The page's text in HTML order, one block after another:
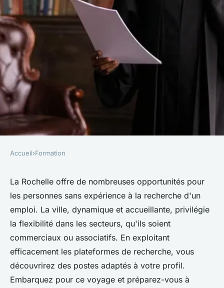
Trouvez un emploi sans
expérience à la rochelle
facilement
Lola•6 octobre 2024•3 min de lecture
Accueil›Formation
La Rochelle offre de nombreuses opportunités pour
les personnes sans expérience à la recherche d'un
emploi. La ville, dynamique et accueillante, privilégie
la flexibilité dans les secteurs, qu'ils soient
commerciaux ou associatifs. En exploitant
efficacement les plateformes de recherche, vous
découvrirez des postes adaptés à votre profil.
Embarquez pour ce voyage et préparez-vous à